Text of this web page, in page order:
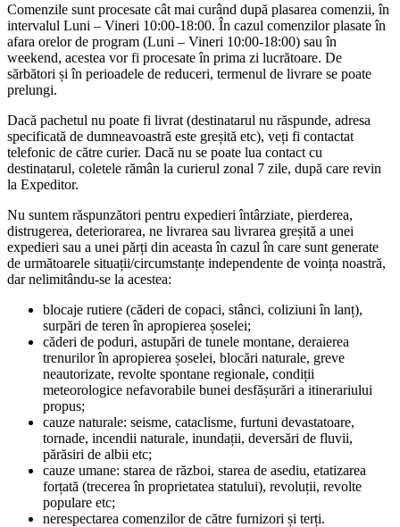
Comenzile sunt procesate cât mai curând după plasarea comenzii, în
intervalul Luni – Vineri 10:00-18:00. În cazul comenzilor plasate în
afara orelor de program (Luni – Vineri 10:00-18:00) sau în
weekend, acestea vor fi procesate în prima zi lucrătoare. De
sărbători și în perioadele de reduceri, termenul de livrare se poate
prelungi.
Dacă pachetul nu poate fi livrat (destinatarul nu răspunde, adresa
specificată de dumneavoastră este greșită etc), veți fi contactat
telefonic de către curier. Dacă nu se poate lua contact cu
destinatarul, coletele rămân la curierul zonal 7 zile, după care revin
la Expeditor.
Nu suntem răspunzători pentru expedieri întârziate, pierderea,
distrugerea, deteriorarea, ne livrarea sau livrarea greșită a unei
expedieri sau a unei părți din aceasta în cazul în care sunt generate
de următoarele situații/circumstanțe independente de voința noastră,
dar nelimitându-se la acestea:
blocaje rutiere (căderi de copaci, stânci, coliziuni în lanț),
surpări de teren în apropierea șoselei;
căderi de poduri, astupări de tunele montane, deraierea
trenurilor în apropierea șoselei, blocări naturale, greve
neautorizate, revolte spontane regionale, condiții
meteorologice nefavorabile bunei desfășurări a itinerariului
propus;
cauze naturale: seisme, cataclisme, furtuni devastatoare,
tornade, incendii naturale, inundații, deversări de fluvii,
părăsiri de albii etc;
cauze umane: starea de război, starea de asediu, etatizarea
forțată (trecerea în proprietatea statului), revoluții, revolte
populare etc;
nerespectarea comenzilor de către furnizori și terți.